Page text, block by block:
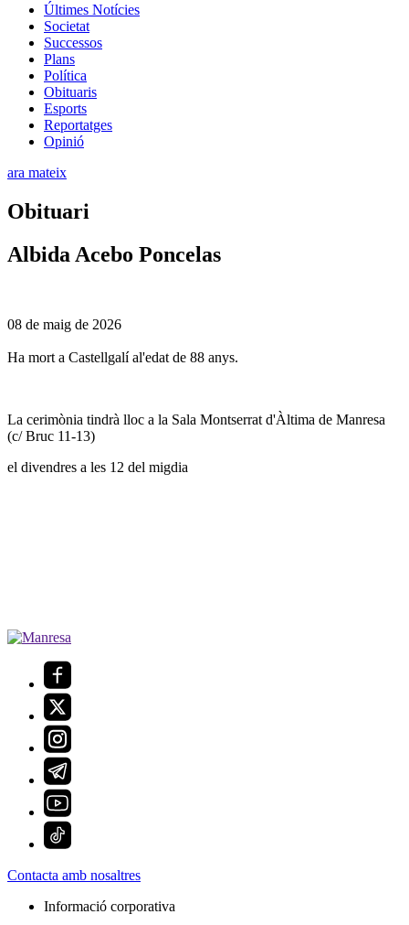
Últimes Notícies
Societat
Successos
Plans
Política
Obituaris
Esports
Reportatges
Opinió
ara mateix
Obituari
Albida Acebo Poncelas
08 de maig de 2026
Ha mort a Castellgalí al'edat de 88 anys.
La cerimònia tindrà lloc a la Sala Montserrat d'Àltima de Manresa
(c/ Bruc 11-13)
el divendres a les 12 del migdia
Contacta amb nosaltres
Informació corporativa